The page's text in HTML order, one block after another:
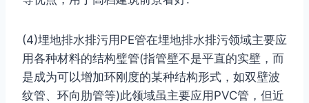
(4)埋地排水排污用PE管在埋地排水排污领域主要应
用各种材料的结构璧管(指管壁不是平直的实壁，而
是成为可以增加环刚度的某种结构形式，如双壁波
纹管、环向肋管等)此领域虽主要应用PVC管，但近